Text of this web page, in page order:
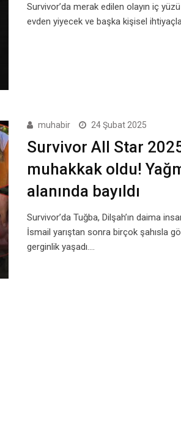
Survivor’da merak edilen olayın iç
evden yiyecek ve başka kişisel
muhabir 24 Şubat 2025
Survivor All Star
muhakkak oldu!
alanında bayıldı
Survivor’da Tuğba, Dilşah’ın daima
İsmail yarıştan sonra birçok şahısla
gerginlik yaşadı.…